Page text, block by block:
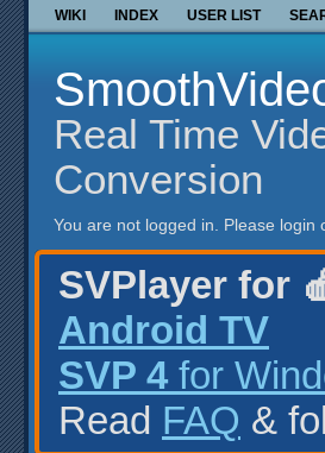
WIKI INDEX USER LIST
Real Time
Conversion
You are not logged in. Please login
SVPlayer for
Android TV
SVP 4 for
Read FAQ &